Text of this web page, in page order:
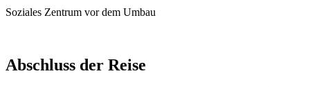
Soziales Zentrum vor dem Umbau
Abschluss der Reise